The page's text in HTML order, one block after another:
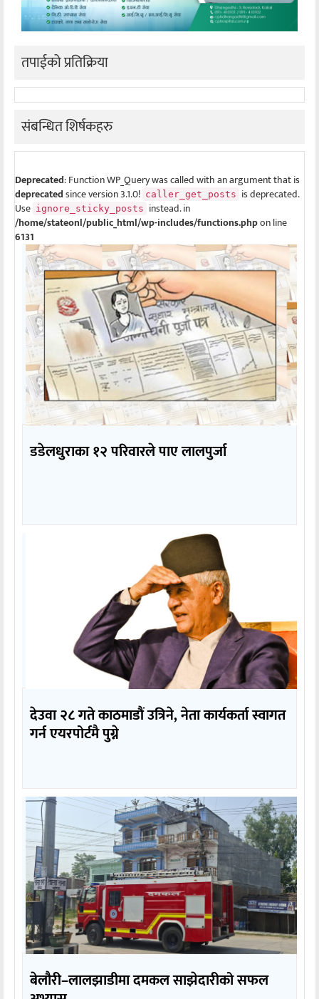
तपाईको प्रतिक्रिया
संबन्धित शिर्षकहरु
Deprecated: Function WP_Query was called with an argument that is
deprecatedsince version 3.1.0! caller_get_posts is deprecated.
Use ignore_sticky_posts instead. in
/home/stateonl/public_html/wp-includes/functions.phpon line
6131
डडेलधुराका १२ परिवारले पाए लालपुर्जा
देउवा २८ गते काठमाडौं उत्रिने, नेता कार्यकर्ता स्वागत
गर्न एयरपोर्टमै पुग्ने
बेलौरी–लालझाडीमा दमकल साझेदारीको सफल